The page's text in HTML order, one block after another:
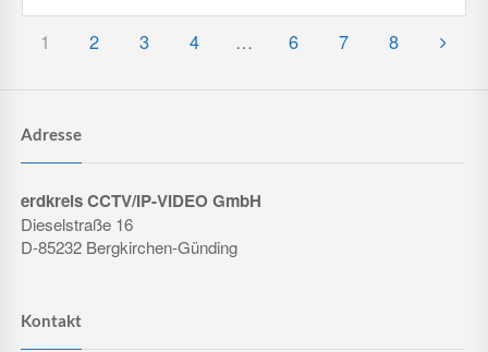
1 2 3 4 … 6 7 8
Adresse
erdkreis CCTV/IP-VIDEO GmbH
Dieselstraße 16
D-85232 Bergkirchen-Günding
Kontakt